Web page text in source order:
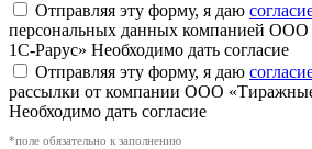
Отправляя эту форму, я даю
персональных данных компанией
1С-Рарус» Необходимо дать согласие
Отправляя эту форму, я даю
рассылки от компании ООО
Необходимо дать согласие
*поле обязательно к заполнению